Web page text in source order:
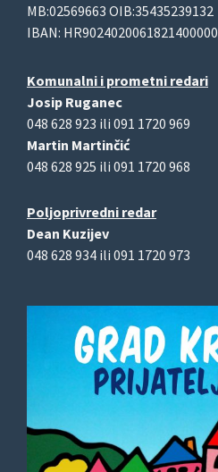
MB:02569663 OIB:35435239132
IBAN: HR9024020061821400000
Komunalni i prometni redari
Josip Ruganec
048 628 923 ili 091 1720 969
Martin Martinčić
048 628 925 ili 091 1720 968
Poljoprivredni redar
Dean Kuzijev
048 628 934 ili 091 1720 973